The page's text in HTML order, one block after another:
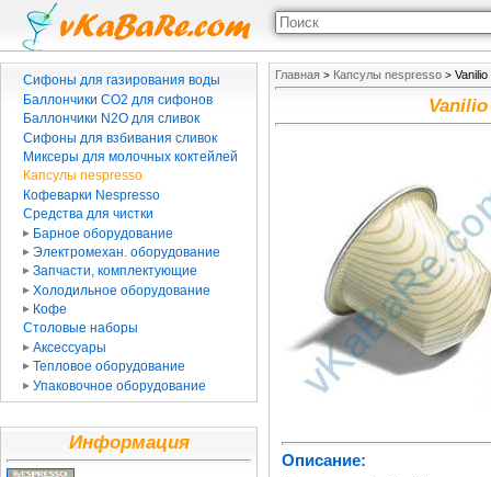
Сифоны для газирования воды
Баллончики CO2 для сифонов
Баллончики N2O для сливок
Сифоны для взбивания сливок
Миксеры для молочных коктейлей
Капсулы nespresso
Кофеварки Nespresso
Средства для чистки
Барное оборудование
Электромехан. оборудование
Запчасти, комплектующие
Холодильное оборудование
Кофе
Столовые наборы
Аксессуары
Тепловое оборудование
Упаковочное оборудование
Информация
Главная > Капсулы nespresso >
Описание: